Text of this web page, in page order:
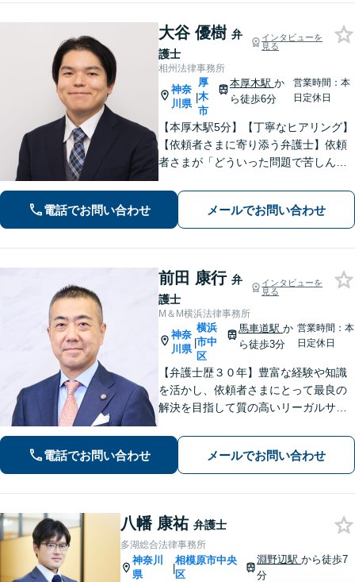
大谷 優樹 弁
護士
インタビューを
見る
相州法律事務所
神奈
川県
|
厚
木
市
本厚木駅か
ら徒歩6分
営業時間：本
日定休日
【本厚木駅5分】【丁寧なヒアリング】
【依頼者さまに寄り添う弁護士】依頼
者さまが「どういった問題で苦しんで
を望んでいるのか」を丁寧に伺い、最
善の解決策をご提案します。お気軽に
ご相談ください。【休日・夜間対応】
電話でお問い合わせ メールでお問い合わせ
前田 康行 弁
護士
インタビューを
見る
M＆M横浜法律事務所
神奈
川県
|
横浜
市中
区
馬車道駅か
ら徒歩3分
営業時間：本
日定休日
【弁護士歴３０年】豊富な経験や知識
を活かし、依頼者さまにとって最良の
解決を目指して質の高いリーガルサー
問題／企業法務／労働トラブルを中心
に法人・個人問わず承ります【顧問先
企業多数あり】【土日祝対応可】【関
内4分】
電話でお問い合わせ メールでお問い合わせ
八幡 康祐 弁護士
多湖総合法律事務所
神奈川
県
|
相模原市中央
区
淵野辺駅から徒歩7
分